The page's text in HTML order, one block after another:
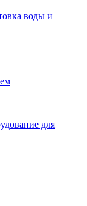
воды и
для